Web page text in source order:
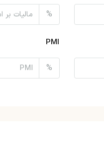
%
PMI
%